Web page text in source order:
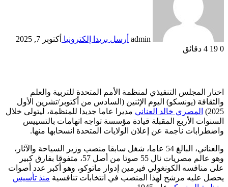
admin أرسل بريدا إلكترونيا أكتوبر 7, 2025
0
4 دقائق
اختار المجلس التنفيذي لمنظمة الأمم المتحدة للتربية والعلم
والثقافة (يونسكو) اليوم الإثنين (السادس من أكتوبر/تشرين الأول
2025)
المصري خالد العناني مديرا عاما جديدا للمنظمة، ليتولى خلال
السنوات الأربع المقبلة قيادة مؤسسة تواجه اتهامات بالتسييس
واضطرابات ناجمة عن إعلان الولايات المتحدة انسحابها منها.
والعناني، البالغ 54 عاما، شغل سابقا منصب وزير السياحة والآثار،
وهو عالم مصريات نال 55 صوتا من أصل 57، متفوقا بفارق كبير
على منافسه الكونغولي فيرمين إدوار ماتوكو، وهو أكبر عدد أصوات
يحصل عليه مرشح لهذا المنصب في انتخابات تنافسية منذ تأسيس